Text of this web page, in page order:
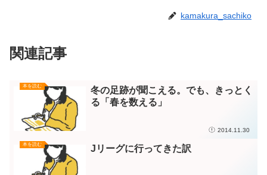
kamakura_sachiko
関連記事
本を読む
冬の足跡が聞こえる。でも、きっとく
る「春を数える」
2014.11.30
本を読む Jリーグに行ってきた訳